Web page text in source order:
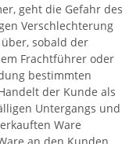
geht die Gefahr des
Verschlechterung
sobald der
Frachtführer oder
bestimmten
der Kunde als
Untergangs und
Ware